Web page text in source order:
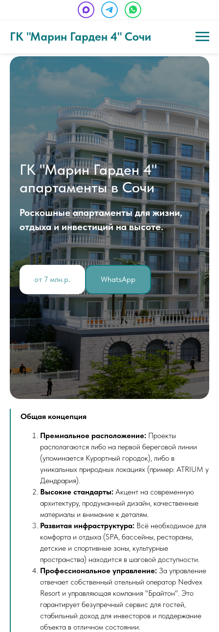
ГК "Марин Гарден 4" Сочи
ГК "Марин Гарден 4"
апартаменты в Сочи
Роскошные апартаменты для жизни,
отдыха и инвестиций на высоте.
от 7 млн.р. WhatsApp
Общая концепция
Премиальное расположение: Проекты
располагаются либо на первой береговой линии
(упоминается Курортный городок), либо в
уникальных природных локациях (пример: ATRIUM у
Дендрария).
Высокие стандарты: Акцент на современную
архитектуру, продуманный дизайн, качественные
материалы и внимание к деталям.
Развитая инфраструктура: Всё необходимое для
комфорта и отдыха (SPA, бассейны, рестораны,
детские и спортивные зоны, культурные
пространства) находится в шаговой доступности.
Профессиональное управление: За управление
отвечает собственный отельный оператор Nedvex
Resort и управляющая компания "Брайтон". Это
гарантирует безупречный сервис для гостей,
стабильный доход для инвесторов и поддержание
объекта в отличном состоянии.